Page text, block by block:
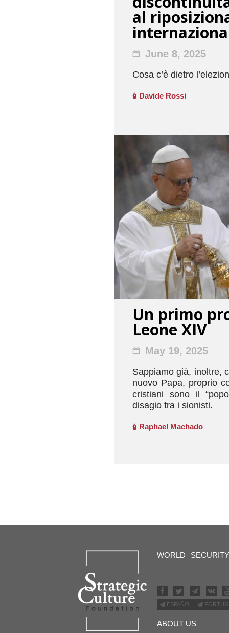
al
June 8, 2025
Cosa c’è dietro
Davide Rossi
Un primo
Leone XIV
May 19, 2025
Sappiamo già, inoltre,
nuovo Papa, proprio
cristiani sono il
disagio tra i sionisti.
Raphael Machado
WORLD SECURITY
ESPAÑOL
ABOUT US